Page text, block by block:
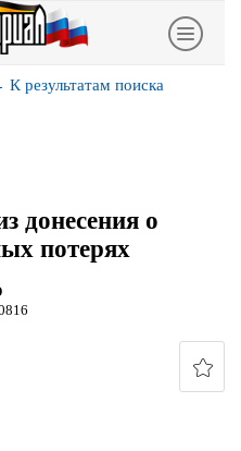
К результатам поиска
донесения о
потерях